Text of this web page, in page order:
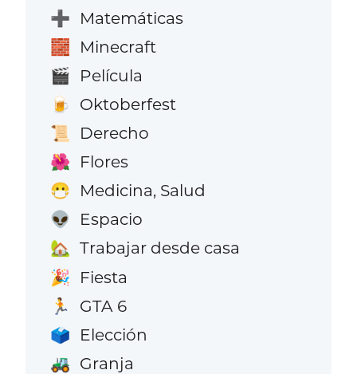
➕ Matemáticas
🧱 Minecraft
🎬 Película
🍺 Oktoberfest
📜 Derecho
🌺 Flores
😷 Medicina, Salud
👽 Espacio
🏡 Trabajar desde casa
🎉 Fiesta
🏃 GTA 6
🗳️ Elección
🚜 Granja